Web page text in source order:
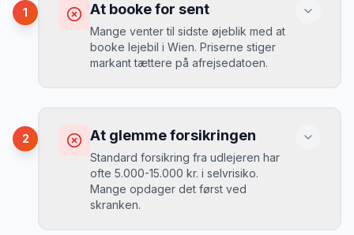
1 At booke for sent
Mange venter til sidste øjeblik med at
booke lejebil i Wien. Priserne stiger
markant tættere på afrejsedatoen.
Du betaler 30-50% mere, og de bedste
biler er udsolgt.
Løsning
2 At glemme forsikringen
Standard forsikring fra udlejeren har
ofte 5.000-15.000 kr. i selvrisiko.
Mange opdager det først ved
skranken.